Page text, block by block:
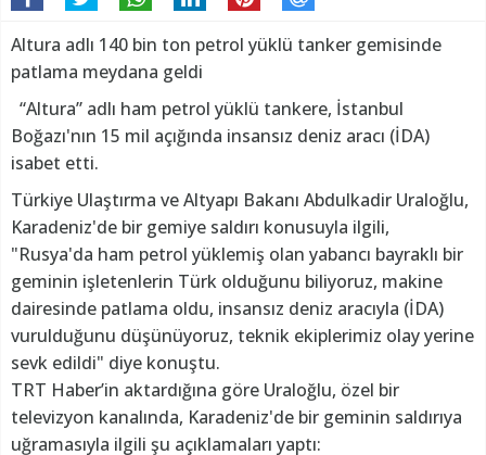
Altura adlı 140 bin ton petrol yüklü tanker gemisinde
patlama meydana geldi
“Altura” adlı ham petrol yüklü tankere, İstanbul
Boğazı'nın 15 mil açığında insansız deniz aracı (İDA)
isabet etti.
Türkiye Ulaştırma ve Altyapı Bakanı Abdulkadir Uraloğlu,
Karadeniz'de bir gemiye saldırı konusuyla ilgili,
"Rusya'da ham petrol yüklemiş olan yabancı bayraklı bir
geminin işletenlerin Türk olduğunu biliyoruz, makine
dairesinde patlama oldu, insansız deniz aracıyla (İDA)
vurulduğunu düşünüyoruz, teknik ekiplerimiz olay yerine
sevk edildi" diye konuştu.
TRT Haber’in aktardığına göre Uraloğlu, özel bir
televizyon kanalında, Karadeniz'de bir geminin saldırıya
uğramasıyla ilgili şu açıklamaları yaptı: